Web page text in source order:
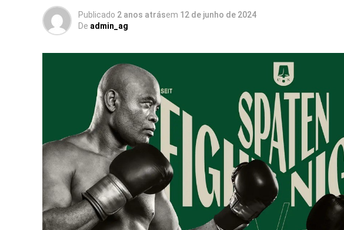
Publicado 2 anos atrásem 12 de junho de 2024
De admin_ag